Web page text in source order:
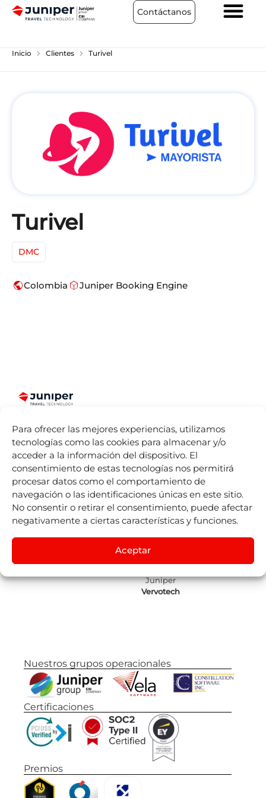
Para ofrecer las mejores experiencias, utilizamos
tecnologías como las cookies para almacenar y/o
acceder a la información del dispositivo. El
consentimiento de estas tecnologías nos permitirá
procesar datos como el comportamiento de
navegación o las identificaciones únicas en este sitio.
No consentir o retirar el consentimiento, puede afectar
negativamente a ciertas características y funciones.
Aceptar
Contáctanos
Inicio chevron_right Clientes chevron_right Turivel
Turivel
DMC
publicColombia deployed_codeJuniper Booking Engine
que Booking
Engines para
la industria
turística.
Español
Sobre
Nosotros
Dónde
estamos
Life At
Juniper
Eventos
Blog
Juniper
Airline
Vacations
Juniper
CruisesbyIST
Juniper
Experiences
byNexus
Flights
Lleego
Juniper
Vervotech
Directos
Seller Tools
remoto
Contact
mailing
Listado de
Sellers
Nuestros grupos operacionales
Certificaciones
Premios